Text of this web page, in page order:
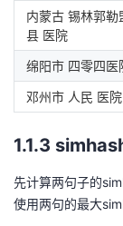
内蒙古 锡林郭
县 医院
绵阳市 四零四
邓州市 人民 医
1.1.3
先计算两句子的
使用两句的最大